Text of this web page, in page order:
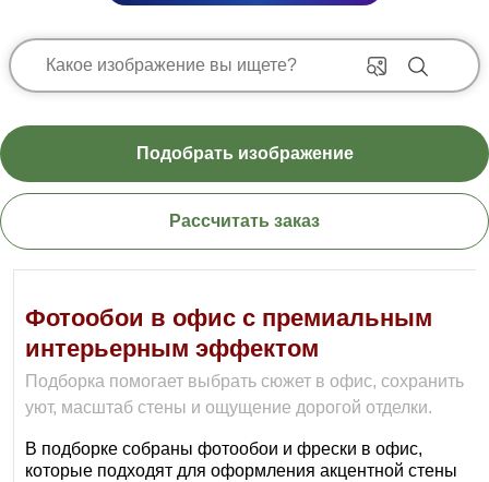
Подобрать изображение
Рассчитать заказ
Фотообои в офис с премиальным
интерьерным эффектом
Подборка помогает выбрать сюжет в офис, сохранить
уют, масштаб стены и ощущение дорогой отделки.
В подборке собраны фотообои и фрески в офис,
которые подходят для оформления акцентной стены